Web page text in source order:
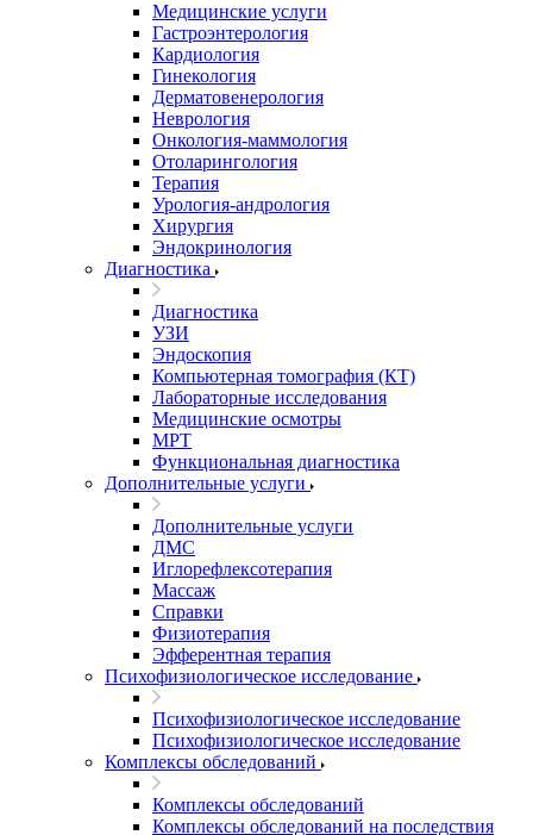
Медицинские услуги
Гастроэнтерология
Кардиология
Гинекология
Дерматовенерология
Неврология
Онкология-маммология
Отоларингология
Терапия
Урология-андрология
Хирургия
Эндокринология
Диагностика
Диагностика
УЗИ
Эндоскопия
Компьютерная томография (КТ)
Лабораторные исследования
Медицинские осмотры
МРТ
Функциональная диагностика
Дополнительные услуги
Дополнительные услуги
ДМС
Иглорефлексотерапия
Массаж
Справки
Физиотерапия
Эфферентная терапия
Психофизиологическое исследование
Психофизиологическое исследование
Психофизиологическое исследование
Комплексы обследований
Комплексы обследований
Комплексы обследований на последствия